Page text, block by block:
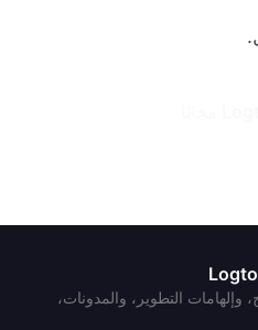
وإلهامات التطوير، والمدونات،